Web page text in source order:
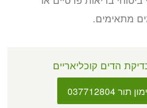
מתאימים.
הדים קוכליאריים
תור 037712804